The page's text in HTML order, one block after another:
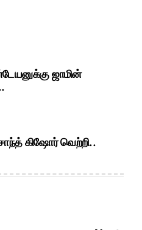
ஜாமின்
கிஷோர் வெற்றி..